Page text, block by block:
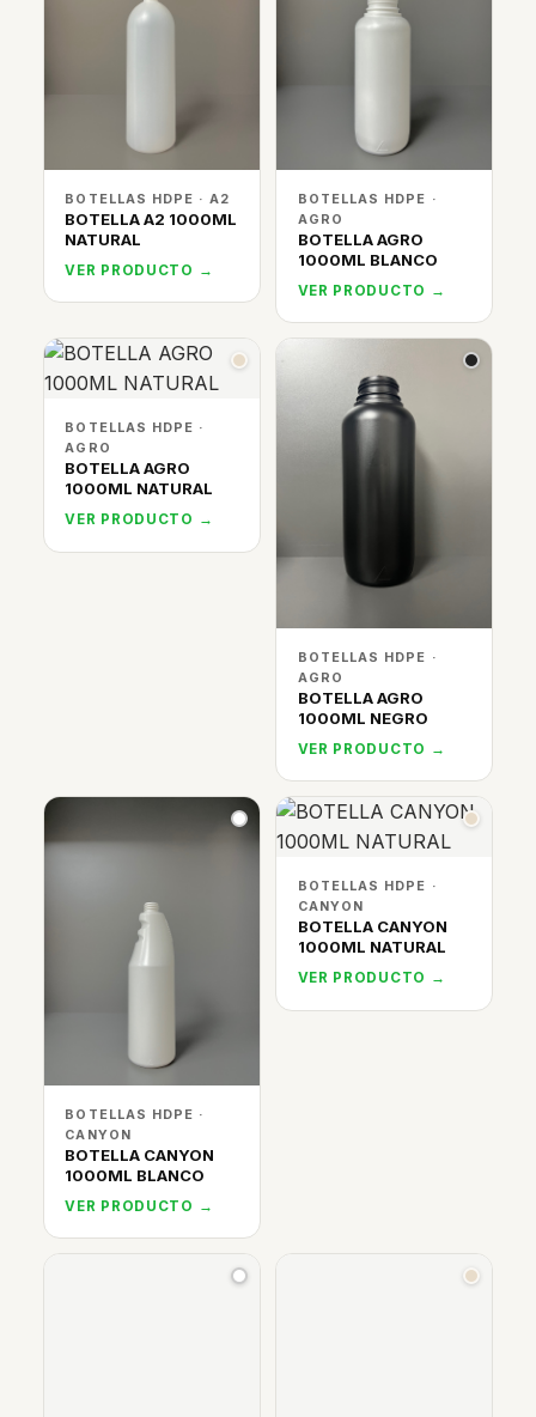
BOTELLAS HDPE · A2
BOTELLA A2 1000ML
NATURAL
VER PRODUCTO →
BOTELLAS HDPE ·
AGRO
BOTELLA AGRO
1000ML BLANCO
VER PRODUCTO →
BOTELLAS HDPE ·
AGRO
BOTELLA AGRO
1000ML NATURAL
VER PRODUCTO →
BOTELLAS HDPE ·
AGRO
BOTELLA AGRO
1000ML NEGRO
VER PRODUCTO →
BOTELLAS HDPE ·
CANYON
BOTELLA CANYON
1000ML BLANCO
VER PRODUCTO →
BOTELLAS HDPE ·
CANYON
BOTELLA CANYON
1000ML NATURAL
VER PRODUCTO →